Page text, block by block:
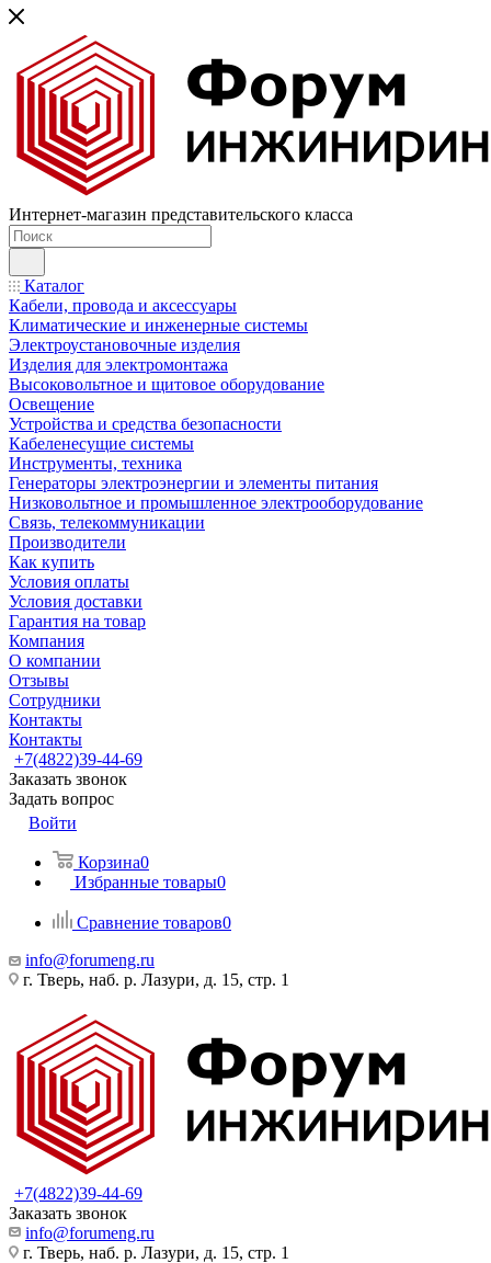
Интернет-магазин представительского класса
Каталог
Кабели, провода и аксессуары
Климатические и инженерные системы
Электроустановочные изделия
Изделия для электромонтажа
Высоковольтное и щитовое оборудование
Освещение
Устройства и средства безопасности
Кабеленесущие системы
Инструменты, техника
Генераторы электроэнергии и элементы питания
Низковольтное и промышленное электрооборудование
Связь, телекоммуникации
Производители
Как купить
Условия оплаты
Условия доставки
Гарантия на товар
Компания
О компании
Отзывы
Сотрудники
Контакты
Контакты
+7(4822)39-44-69
Заказать звонок
Задать вопрос
Войти
Корзина0
Избранные товары0
Сравнение товаров0
info@forumeng.ru
г. Тверь, наб. р. Лазури, д. 15, стр. 1
+7(4822)39-44-69
Заказать звонок
info@forumeng.ru
г. Тверь, наб. р. Лазури, д. 15, стр. 1